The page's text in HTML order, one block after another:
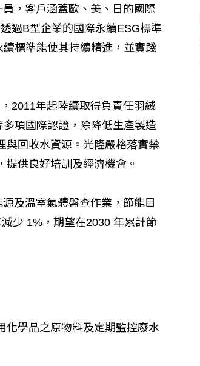
，客戶涵蓋歐、美、日的國際
過B型企業的國際永續ESG標準
標準能使其持續精進，並實踐
2011年起陸續取得負責任羽絨
項國際認證，除降低生產製造
與回收水資源。光隆嚴格落實禁
供良好培訓及經濟機會。
及溫室氣體盤查作業，節能目
少 1%，期望在2030 年累計節
化學品之原物料及定期監控廢水
社 【故事精華】從黑暗到光明 見證醫務